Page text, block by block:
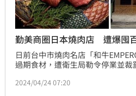
勤美商圈日本燒肉店 遭爆囤
日前台中市燒肉名店「和牛
過期食材，遭衛生局勒令停業並裁
落幕，如今在台中勤美商圈又有另
2024/04/24 07:20